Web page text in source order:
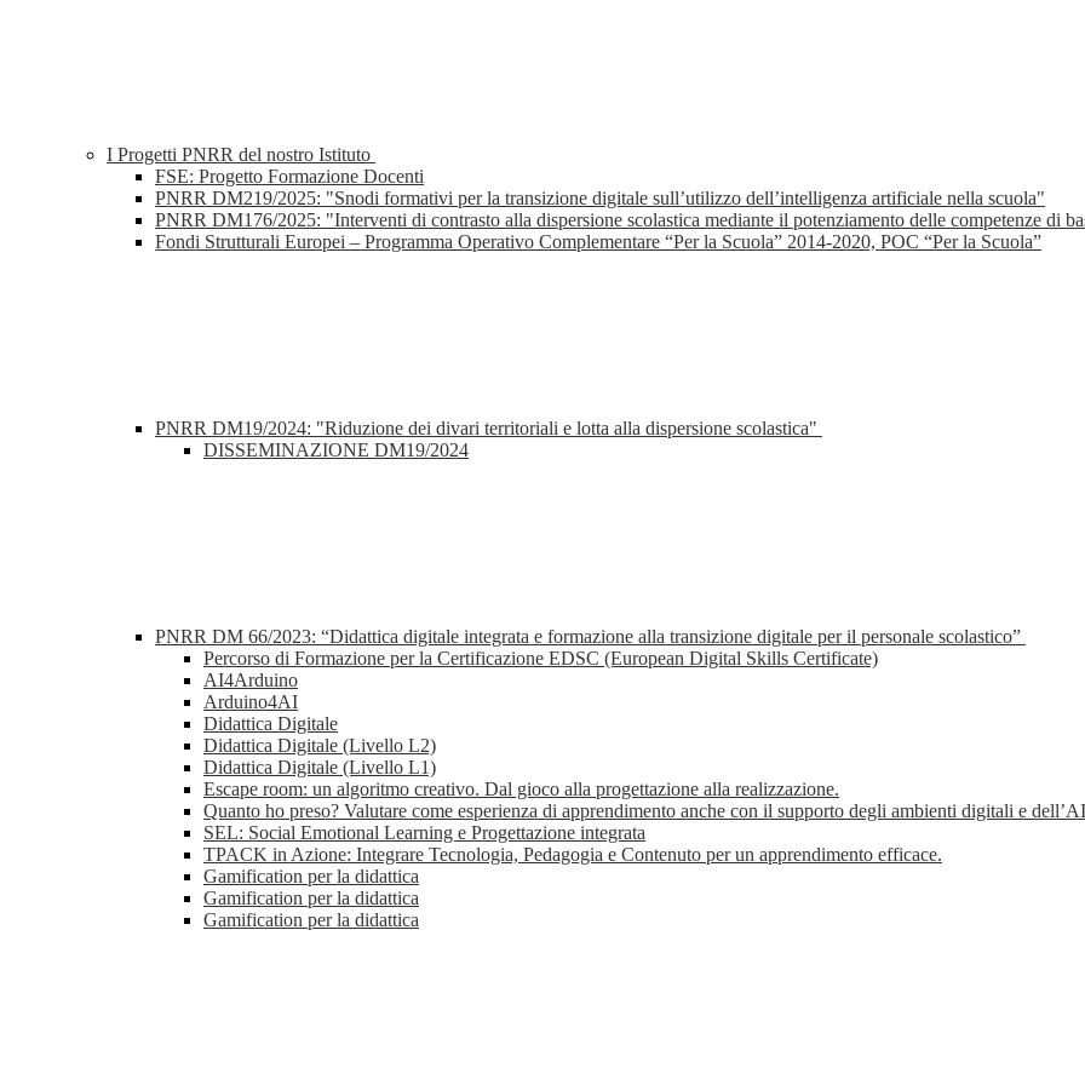
I Progetti PNRR del nostro Istituto
FSE: Progetto Formazione Docenti
PNRR DM219/2025: "Snodi formativi per la transizione digitale sull’utilizzo dell’intelligenza artificiale nella scuola"
PNRR DM176/2025: "Interventi di contrasto alla dispersione scolastica mediante il potenziamento delle competenze di
Fondi Strutturali Europei – Programma Operativo Complementare “Per la Scuola” 2014-2020, POC “Per la Scuola”
PNRR DM19/2024: "Riduzione dei divari territoriali e lotta alla dispersione scolastica"
DISSEMINAZIONE DM19/2024
PNRR DM 66/2023: “Didattica digitale integrata e formazione alla transizione digitale per il personale scolastico”
Percorso di Formazione per la Certificazione EDSC (European Digital Skills Certificate)
AI4Arduino
Arduino4AI
Didattica Digitale
Didattica Digitale (Livello L2)
Didattica Digitale (Livello L1)
Escape room: un algoritmo creativo. Dal gioco alla progettazione alla realizzazione.
Quanto ho preso? Valutare come esperienza di apprendimento anche con il supporto degli ambienti digitali e dell’AI
SEL: Social Emotional Learning e Progettazione integrata
TPACK in Azione: Integrare Tecnologia, Pedagogia e Contenuto per un apprendimento efficace.
Gamification per la didattica
Gamification per la didattica
Gamification per la didattica